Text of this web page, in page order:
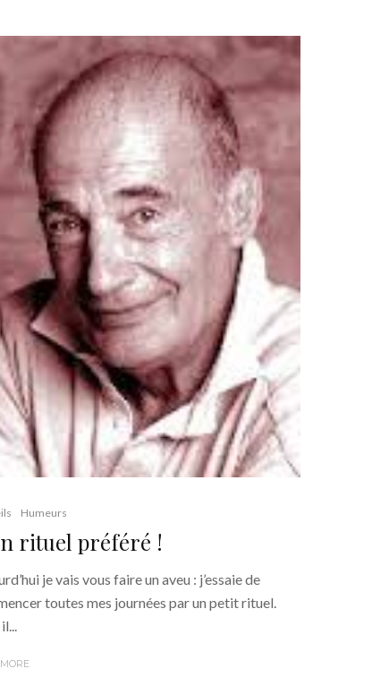
Humeurs
rituel préféré !
je vais vous faire un aveu : j’essaie de
toutes mes journées par un petit rituel.